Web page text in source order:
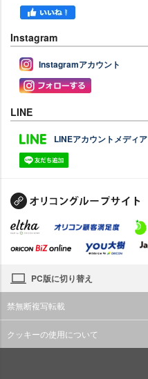
Instagram
Instagramアカウント
LINE
LINEアカウントメディア
PC版に切り替え
禁無断複写転載
クッキーの使用について